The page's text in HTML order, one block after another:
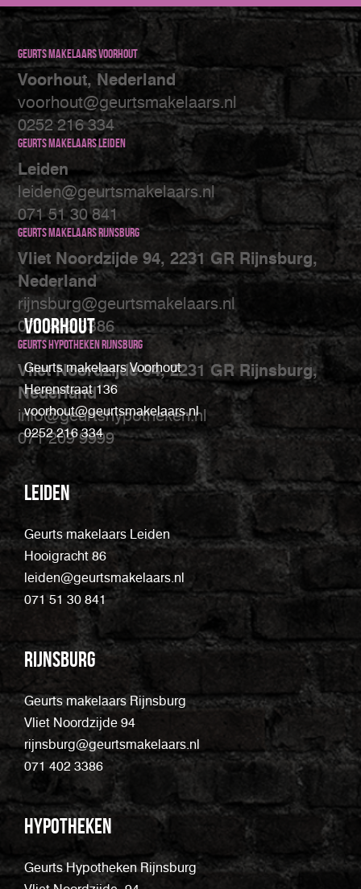
Geurts makelaars Voorhout
Voorhout, Nederland
voorhout@geurtsmakelaars.nl
0252 216 334
Geurts makelaars Leiden
Leiden
leiden@geurtsmakelaars.nl
071 51 30 841
Geurts makelaars Rijnsburg
Vliet Noordzijde 94, 2231 GR Rijnsburg,
Nederland
rijnsburg@geurtsmakelaars.nl
071 402 3386
Geurts Hypotheken Rijnsburg
Vliet Noordzijde 94, 2231 GR Rijnsburg,
Nederland
info@geurtshypotheken.nl
071 209 9999
Voorhout
Geurts makelaars Voorhout
Herenstraat 136
voorhout@geurtsmakelaars.nl
0252 216 334
Leiden
Geurts makelaars Leiden
Hooigracht 86
leiden@geurtsmakelaars.nl
071 51 30 841
Rijnsburg
Geurts makelaars Rijnsburg
Vliet Noordzijde 94
rijnsburg@geurtsmakelaars.nl
071 402 3386
Hypotheken
Geurts Hypotheken Rijnsburg